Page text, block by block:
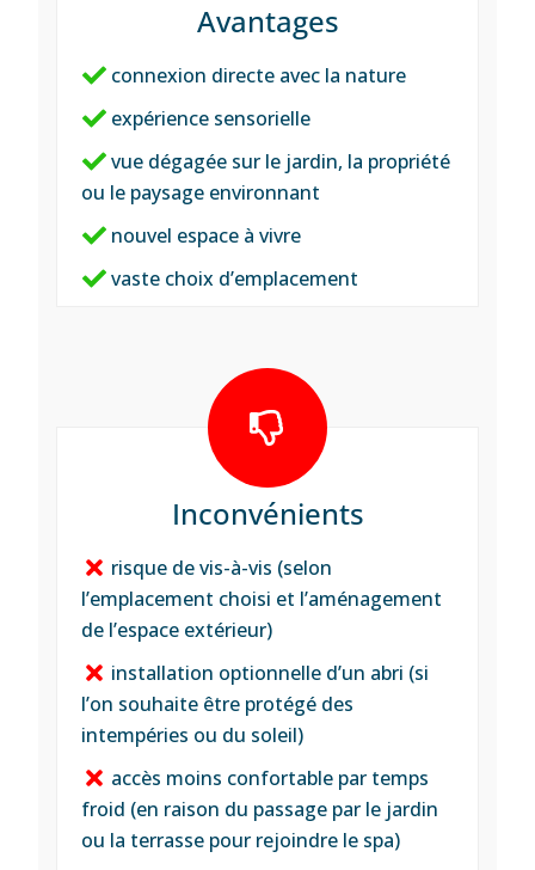
Avantages
connexion directe avec la nature
expérience sensorielle
vue dégagée sur le jardin, la propriété
ou le paysage environnant
nouvel espace à vivre
vaste choix d’emplacement
Inconvénients
risque de vis-à-vis (selon
l’emplacement choisi et l’aménagement
de l’espace extérieur)
installation optionnelle d’un abri (si
l’on souhaite être protégé des
intempéries ou du soleil)
accès moins confortable par temps
froid (en raison du passage par le jardin
ou la terrasse pour rejoindre le spa)